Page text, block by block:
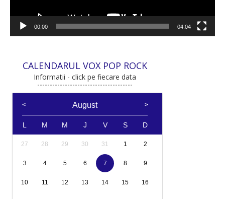
00:00 04:04
CALENDARUL VOX POP ROCK
Informatii - click pe fiecare data
August
L M M J V S D
27 28 29 30 31 1 2
3 4 5 6 7 8 9
10 11 12 13 14 15 16